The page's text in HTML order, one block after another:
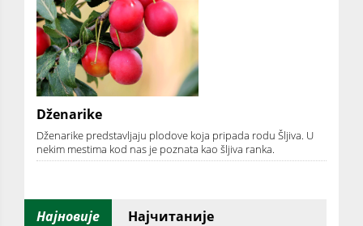
Dženarike
Dženarike predstavljaju plodove koja pripada rodu Šljiva. U
nekim mestima kod nas je poznata kao šljiva ranka.
Најновије Најчитаније